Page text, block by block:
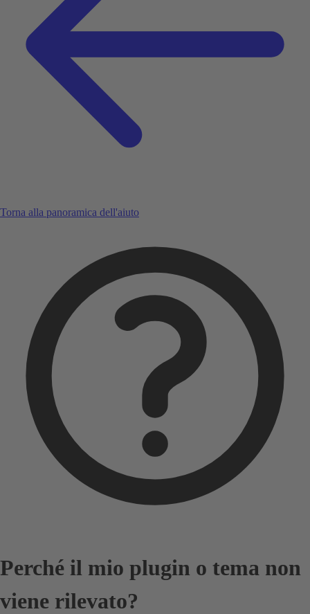
Torna alla panoramica dell'aiuto
Perché il mio plugin o tema non
viene rilevato?